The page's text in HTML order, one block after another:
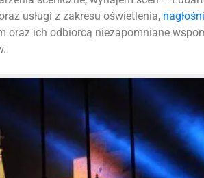
usługi z zakresu oświetlenia,
ich odbiorcą niezapomniane